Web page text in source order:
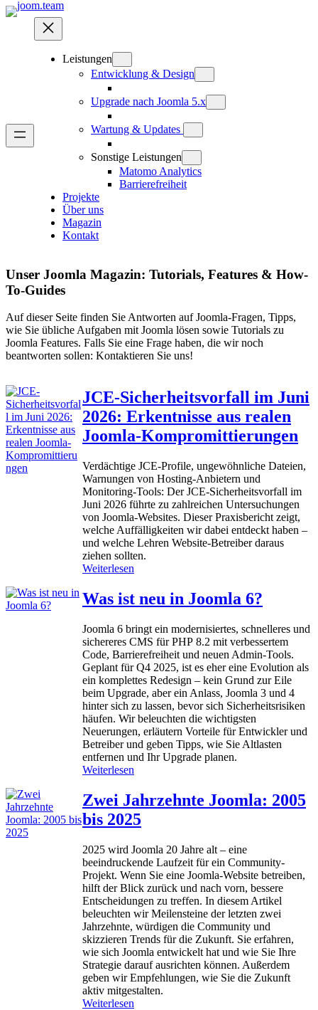
Leistungen
Entwicklung & Design
Upgrade nach Joomla 5.x
Wartung & Updates
Sonstige Leistungen
Matomo Analytics
Barrierefreiheit
Projekte
Über uns
Magazin
Kontakt
Unser Joomla Magazin: Tutorials, Features & How-
To-Guides
Auf dieser Seite finden Sie Antworten auf Joomla-Fragen, Tipps,
wie Sie übliche Aufgaben mit Joomla lösen sowie Tutorials zu
Joomla Features. Falls Sie eine Frage haben, die wir noch
beantworten sollen: Kontaktieren Sie uns!
JCE-Sicherheitsvorfall im Juni
2026: Erkentnisse aus realen
Joomla-Kompromittierungen
Verdächtige JCE-Profile, ungewöhnliche Dateien,
Warnungen von Hosting-Anbietern und
Monitoring-Tools: Der JCE-Sicherheitsvorfall im
Juni 2026 führte zu zahlreichen Untersuchungen
von Joomla-Websites. Dieser Praxisbericht zeigt,
welche Auffälligkeiten wir dabei entdeckt haben –
und welche Lehren Website-Betreiber daraus
ziehen sollten.
Weiterlesen
E
S
i
c
h
e
r
h
e
i
t
s
v
r
f
a
l
i
m
J
u
n
i
2
0
2
6
:
Was ist neu in Joomla 6?
Joomla 6 bringt ein modernisiertes, schnelleres und
sichereres CMS für PHP 8.2 mit verbessertem
Code, Barrierefreiheit und neuen Admin-Tools.
Geplant für Q4 2025, ist es eher eine Evolution als
ein komplettes Redesign – kein Grund zur Eile
beim Upgrade, aber ein Anlass, Joomla 3 und 4
hinter sich zu lassen, bevor sich Sicherheitsrisiken
häufen. Wir beleuchten die wichtigsten
Neuerungen, erläutern Vorteile für Entwickler und
Betreiber und geben Tipps, wie Sie Altlasten
entfernen und Ihr Upgrade planen.
Weiterlesen
s
i
t
n
e
u
i
n
J
o
o
m
l
a
Zwei Jahrzehnte Joomla: 2005
bis 2025
2025 wird Joomla 20 Jahre alt – eine
beeindruckende Laufzeit für ein Community-
Projekt. Wenn Sie eine Joomla‑Website betreiben,
hilft der Blick zurück und nach vorn, bessere
Entscheidungen zu treffen. In diesem Artikel
beleuchten wir Meilensteine der letzten zwei
Jahrzehnte, würdigen die Community und
skizzieren Trends für die Zukunft. Sie erfahren,
wie sich Joomla entwickelt hat und wie Sie Ihre
Strategie darauf ausrichten können. Außerdem
geben wir Empfehlungen, wie Sie die Zukunft
aktiv mitgestalten.
Weiterlesen